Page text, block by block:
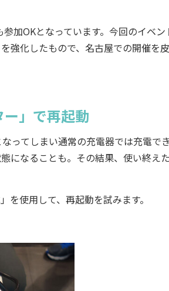
加OKとなっています。今回のイベン
強化したもので、名古屋での開催を
」で再起動
ってしまい通常の充電器では充電で
になることも。その結果、使い終え
使用して、再起動を試みます。